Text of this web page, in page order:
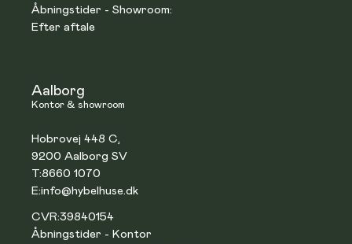
Åbningstider - Showroom:
Efter aftale
Aalborg
Kontor & showroom
Hobrovej 448 C,
9200 Aalborg SV
T:8660 1070
E:info@hybelhuse.dk
CVR:39840154
Åbningstider - Kontor